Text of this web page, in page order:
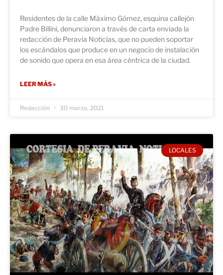
Residentes de la calle Máximo Gómez, esquina callejón
Padre Billini, denunciaron a través de carta enviada la
redacción de Peravia Noticias, que no pueden soportar
los escándalos que produce en un negocio de instalación
de sonido que opera en esa área céntrica de la ciudad.
LEER MÁS »
Redacción 30 marzo, 2021
LOCALES